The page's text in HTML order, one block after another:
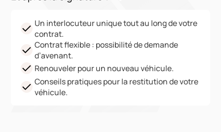
Un interlocuteur unique tout au long de votre
contrat.
Contrat flexible : possibilité de demande
d’avenant.
Renouveler pour un nouveau véhicule.
Conseils pratiques pour la restitution de votre
véhicule.